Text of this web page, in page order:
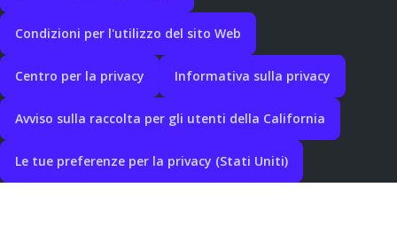
Condizioni per l'utilizzo del sito Web
Centro per la privacy Informativa sulla privacy
Avviso sulla raccolta per gli utenti della California
Le tue preferenze per la privacy (Stati Uniti)